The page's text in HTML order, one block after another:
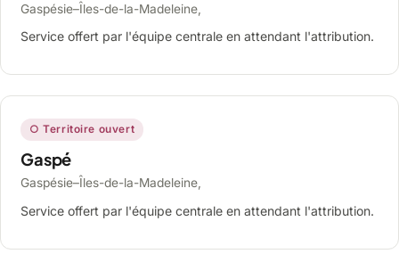
Gaspésie–Îles-de-la-Madeleine,
Service offert par l'équipe centrale en attendant l'attribution.
○ Territoire ouvert
Gaspé
Gaspésie–Îles-de-la-Madeleine,
Service offert par l'équipe centrale en attendant l'attribution.